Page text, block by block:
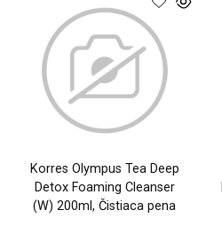
Korres Olympus Tea Deep
Detox Foaming Cleanser
(W) 200ml, Čistiaca pena